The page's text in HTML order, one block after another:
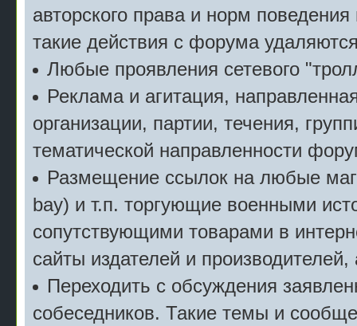
авторского права и норм
такие действия с форума
Любые проявления сетевого
Реклама и агитация,
организации, партии, течения,
тематической направленности
Размещение ссылок на любые
bay) и т.п. торгующие военными
сопутствующими товарами в
сайты издателей и
Переходить с обсуждения
собеседников. Такие темы и